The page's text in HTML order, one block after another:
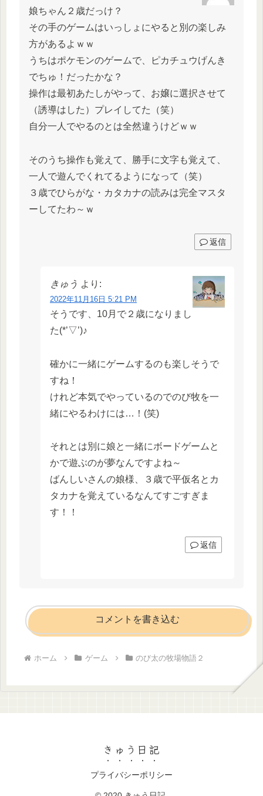
娘ちゃん２歳だっけ？
その手のゲームはいっしょにやると別の楽しみ
方があるよｗｗ
うちはポケモンのゲームで、ピカチュウげんき
でちゅ！だったかな？
操作は最初あたしがやって、お嬢に選択させて
（誘導はした）プレイしてた（笑）
自分一人でやるのとは全然違うけどｗｗ
そのうち操作も覚えて、勝手に文字も覚えて、
一人で遊んでくれてるようになって（笑）
３歳でひらがな・カタカナの読みは完全マスタ
ーしてたわ～ｗ
返信
きゅう より:
2022年11月16日 5:21 PM
そうです、10月で２歳になりまし
た(*’▽’)♪
確かに一緒にゲームするのも楽しそうで
すね！
けれど本気でやっているのでのび牧を一
緒にやるわけには…！(笑)
それとは別に娘と一緒にボードゲームと
かで遊ぶのが夢なんですよね～
ばんしいさんの娘様、３歳で平仮名とカ
タカナを覚えているなんてすごすぎま
す！！
返信
コメントを書き込む
ホーム ゲーム のび太の牧場物語２
きゅう日記
プライバシーポリシー